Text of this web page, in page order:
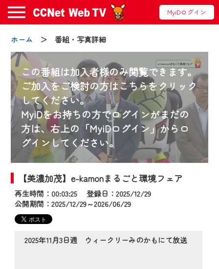
MyiDログイン
ホーム ＞ 番組・写真詳細
この番組は加入者様のみ閲覧できます。
ご加入をご検討の方はこちらをクリック
してください。
MyiDをお持ちの方でログインがまだの
方は、右上の「MyiDログイン」からロ
グインしてください。
【美濃加茂】e-kamonまるごと環境フェア
再生時間：00:03:25 登録日：2025/12/29
公開期間：2025/12/29～2026/06/29
2025年11月3日週 ウィークリーみのかもにて放送
お知らせ
2024/09/02
動画配信サービス『CCNet Web TV』は2024
年9月24日からリニューアルします！
【変更点】
◆デザイン変更により、お住まいの地域
の動画コンテンツが一目瞭然。
◆当社アプリやＰＣブラウザから、いつ
でも・どこでも・外出先でも！